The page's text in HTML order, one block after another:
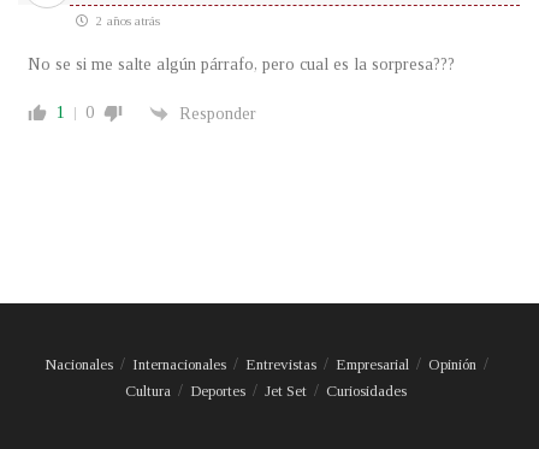
2 años atrás
No se si me salte algún párrafo, pero cual es la sorpresa???
1 0 Responder
Nacionales Internacionales Entrevistas Empresarial
Opinión
Cultura
Deportes Jet Set Curiosidades